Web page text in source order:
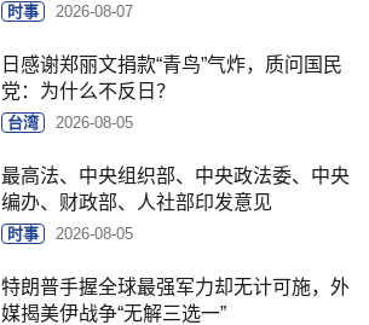
时事 2026-08-07
日感谢郑丽文捐款“青鸟”气炸，质问国民
党：为什么不反日？
台湾 2026-08-05
最高法、中央组织部、中央政法委、中央
编办、财政部、人社部印发意见
时事 2026-08-05
特朗普手握全球最强军力却无计可施，外
媒揭美伊战争“无解三选一”